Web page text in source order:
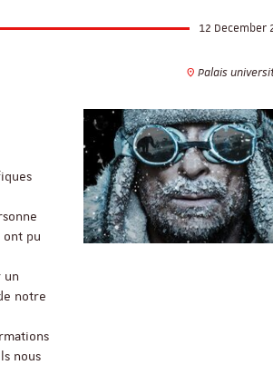
12 December
Palais
ont pu
un
notre
nous